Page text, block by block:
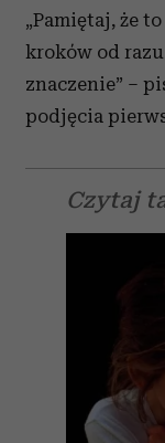
„Pamiętaj, że
kroków od
znaczenie” –
podjęcia
Czytaj